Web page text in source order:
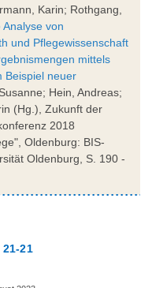
Karin; Rothgang,
von
und Pflegewissenschaft
mittels
Beispiel neuer
Susanne; Hein, Andreas;
(Hg.), Zukunft der
2018
Oldenburg: BIS-
Oldenburg, S. 190 -
21-21